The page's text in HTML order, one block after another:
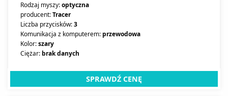
Rodzaj myszy:optyczna
producent:Tracer
Liczba przycisków:3
Komunikacja z komputerem: przewodowa
Kolor:szary
Ciężar: brak danych
SPRAWDŹ CENĘ